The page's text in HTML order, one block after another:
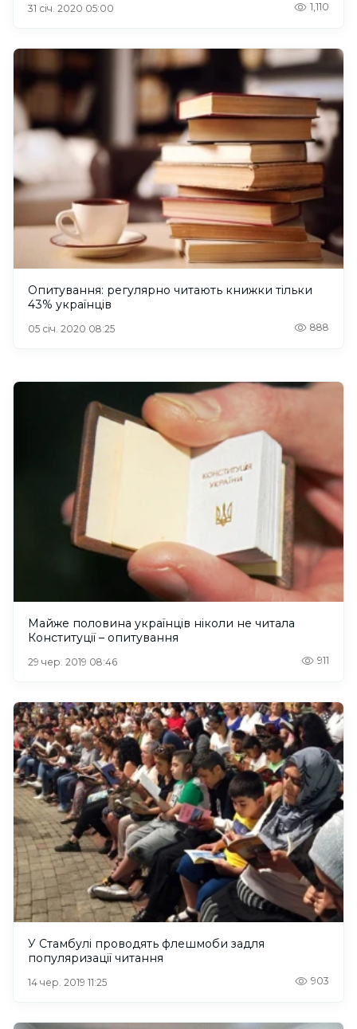
31 січ. 2020 05:00 1,110
Опитування: регулярно читають книжки тільки
43% українців
05 січ. 2020 08:25 888
Майже половина українців ніколи не читала
Конституції – опитування
29 чер. 2019 08:46 911
У Стамбулі проводять флешмоби задля
популяризації читання
14 чер. 2019 11:25 903